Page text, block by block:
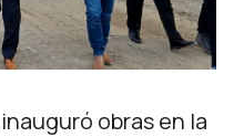
obras en la